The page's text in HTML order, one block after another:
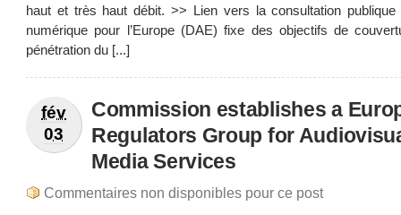
haut et très haut débit. >> Lien vers la consultation publique
numérique pour l’Europe (DAE) fixe des objectifs de
pénétration du [...]
fév
03
Commission establishes a
Regulators Group for
Media Services
Commentaires non disponibles pour ce post